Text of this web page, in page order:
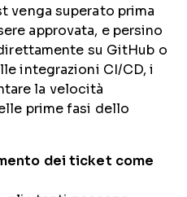
venga superato prima
approvata, e persino
su GitHub o
integrazioni CI/CD, i
la velocità
prime fasi dello
dei ticket come